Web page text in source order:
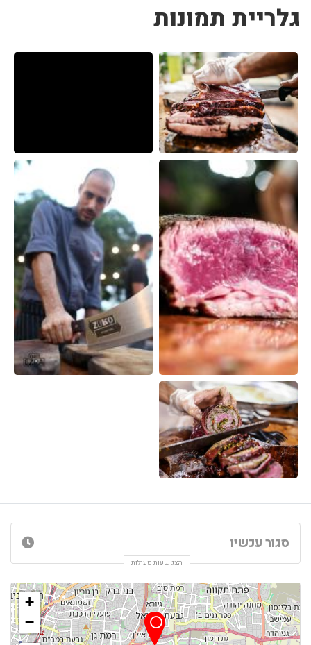
גלריית תמונות
סגור עכשיו
הצג שעות פעילות
+
−